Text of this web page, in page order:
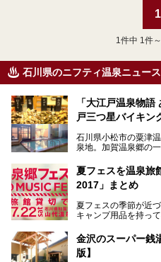
1
1 件中 1件
石川県のニフティ温泉ニュース
「大江戸温泉物
戸三つ星バイキン
石川県小松市の粟津
泉地。加賀温泉郷の
その粟津温泉に建つ
ル」（以下、あわづ
ルで、昨年2024年12
2025年7月からは「
───
提供元：大江戸温泉
夏フェスを温泉旅
2017」まとめ
夏フェスの季節が近
キャンプ用品を持っ
いやでもね、暑いし
夜は寝られないし、
金沢のスーパー銭
版】